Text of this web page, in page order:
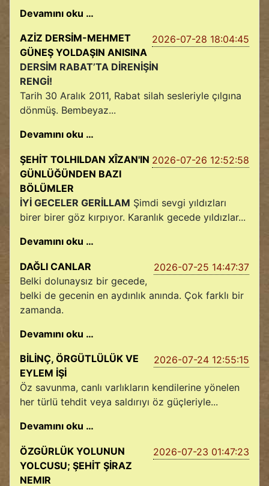
Devamını oku …
2026-07-28 18:04:45
AZİZ DERSİM-MEHMET
GÜNEŞ YOLDAŞIN ANISINA
DERSİM RABAT’TA DİRENİŞİN
RENGİ!
Tarih 30 Aralık 2011, Rabat silah sesleriyle çılgına
dönmüş. Bembeyaz...
Devamını oku …
2026-07-26 12:52:58
ŞEHİT TOLHILDAN XÎZAN'IN
GÜNLÜĞÜNDEN BAZI
BÖLÜMLER
İYİ GECELER GERİLLAM Şimdi sevgi yıldızları
birer birer göz kırpıyor. Karanlık gecede yıldızlar...
Devamını oku …
2026-07-25 14:47:37
DAĞLI CANLAR
Belki dolunaysız bir gecede,
belki de gecenin en aydınlık anında. Çok farklı bir
zamanda.
Devamını oku …
2026-07-24 12:55:15
BİLİNÇ, ÖRGÜTLÜLÜK VE
EYLEM İŞİ
Öz savunma, canlı varlıkların kendilerine yönelen
her türlü tehdit veya saldırıyı öz güçleriyle...
Devamını oku …
2026-07-23 01:47:23
ÖZGÜRLÜK YOLUNUN
YOLCUSU; ŞEHİT ŞİRAZ
NEMIR